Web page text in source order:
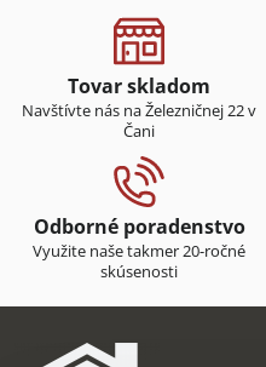
Tovar skladom
Navštívte nás na Železničnej 22 v
Čani
Odborné poradenstvo
Využite naše takmer 20-ročné
skúsenosti